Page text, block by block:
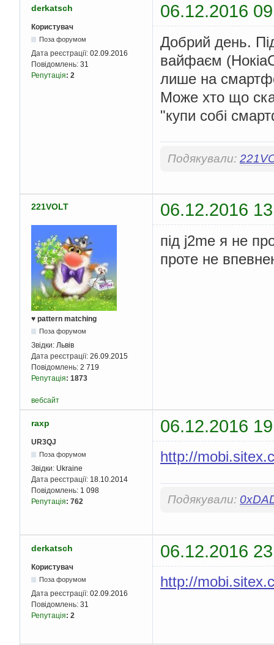
derkatsch 06.12.2016
Користувач
Поза форумом
Дата реєстрації: 02.09.2016
Повідомлень: 31
Репутація: 2
Добрий день.
вайфаєм
лише на
Може хто що
"купи собі
Подякували:
221VOLT 06.12.2016
♥ pattern matching
Поза форумом
Звідки: Львів
Дата реєстрації: 26.09.2015
Повідомлень: 2 719
Репутація: 1873
під j2me я не
проте не
вебсайт
raxp 06.12.2016
UR3QJ
Поза форумом
Звідки: Ukraine
Дата реєстрації: 18.10.2014
Повідомлень: 1 098
Репутація: 762
http://
Подякували:
derkatsch 06.12.2016
Користувач
Поза форумом
Дата реєстрації: 02.09.2016
Повідомлень: 31
Репутація: 2
http://